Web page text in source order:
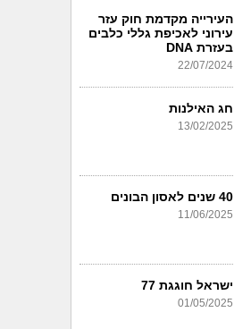
העירייה מקדמת חוק עזר
עירוני לאכיפת גללי כלבים
בעזרת DNA
22/07/2024
חג האילנות
13/02/2025
40 שנים לאסון הבונים
11/06/2025
ישראל חוגגת 77
01/05/2025